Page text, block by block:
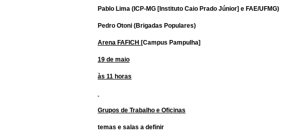
Pablo Lima (ICP-MG [Instituto Caio Prado Júnior] e FAE/UFMG)
Pedro Otoni (Brigadas Populares)
Arena FAFICH [Campus Pampulha]
19 de maio
às 11 horas
Grupos de Trabalho e Oficinas
temas e salas a definir